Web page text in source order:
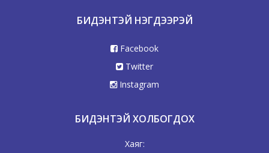
БИДЭНТЭЙ НЭГДЭЭРЭЙ
Facebook
Twitter
Instagram
БИДЭНТЭЙ ХОЛБОГДОХ
Хаяг: